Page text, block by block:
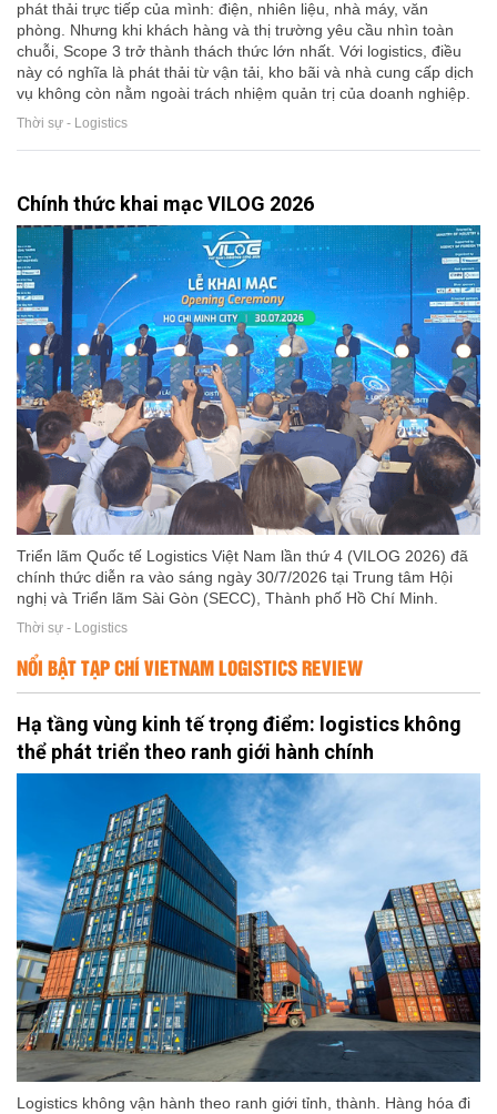
phát thải trực tiếp của mình: điện, nhiên liệu, nhà máy, văn
phòng. Nhưng khi khách hàng và thị trường yêu cầu nhìn toàn
chuỗi, Scope 3 trở thành thách thức lớn nhất. Với logistics, điều
này có nghĩa là phát thải từ vận tải, kho bãi và nhà cung cấp dịch
vụ không còn nằm ngoài trách nhiệm quản trị của doanh nghiệp.
Thời sự - Logistics
Chính thức khai mạc VILOG 2026
Triển lãm Quốc tế Logistics Việt Nam lần thứ 4 (VILOG 2026) đã
chính thức diễn ra vào sáng ngày 30/7/2026 tại Trung tâm Hội
nghị và Triển lãm Sài Gòn (SECC), Thành phố Hồ Chí Minh.
Thời sự - Logistics
NỔI BẬT TẠP CHÍ VIETNAM LOGISTICS REVIEW
Hạ tầng vùng kinh tế trọng điểm: logistics không
thể phát triển theo ranh giới hành chính
Logistics không vận hành theo ranh giới tỉnh, thành. Hàng hóa đi